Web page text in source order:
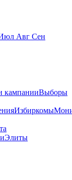
Авг Сен
кампанииВыборы
Избиркомы
Элиты